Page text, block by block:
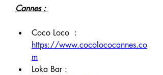
Cannes :
Coco Loco  :
https://www.cocolococannes.co
m
Loka Bar :